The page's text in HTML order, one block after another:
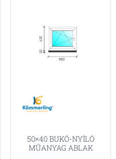
50×40 BUKÓ-NYÍLÓ
MŰANYAG ABLAK